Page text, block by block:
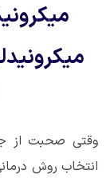
وقتی صحبت از
انتخاب روش